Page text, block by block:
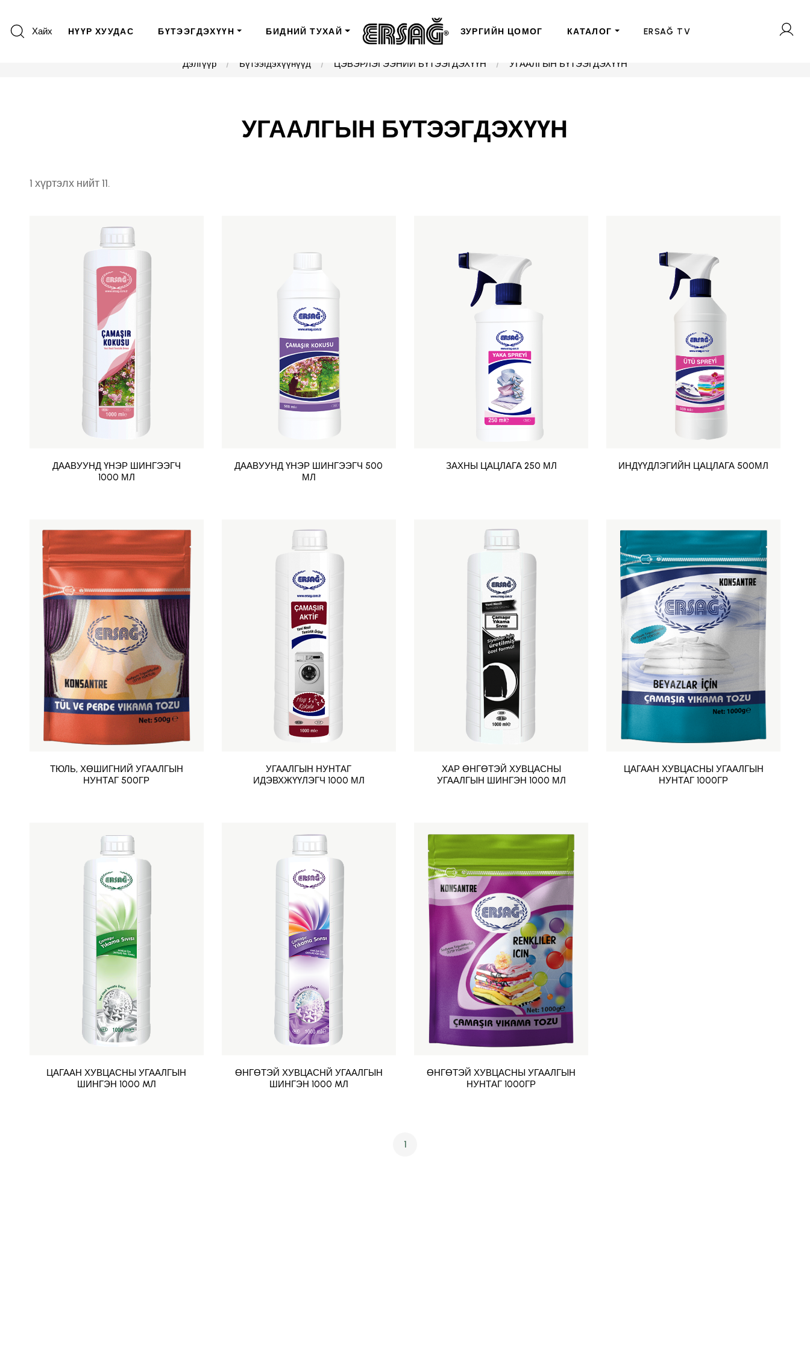
Хайх НҮҮР ХУУДАС БҮТЭЭГДЭХҮҮН БИДНИЙ ТУХАЙ ЗУРГИЙН ЦОМОГ КАТАЛОГ ERSAĞ TV
Дэлгүүр Бүтээгдэхүүнүүд ЦЭВЭРЛЭГЭЭНИЙ БҮТЭЭГДЭХҮҮН УГААЛГЫН БҮТЭЭГДЭХҮҮН
УГААЛГЫН БҮТЭЭГДЭХҮҮН
1 хүртэлх нийт 11.
ДААВУУНД ҮНЭР ШИНГЭЭГЧ
1000 МЛ
ДААВУУНД ҮНЭР ШИНГЭЭГЧ 500
МЛ
ЗАХНЫ ЦАЦЛАГА 250 МЛ ИНДҮҮДЛЭГИЙН ЦАЦЛАГА 500МЛ
ТЮЛЬ, ХӨШИГНИЙ УГААЛГЫН
НУНТАГ 500ГР
УГААЛГЫН НУНТАГ
ИДЭВХЖҮҮЛЭГЧ 1000 МЛ
ХАР ӨНГӨТЭЙ ХУВЦАСНЫ
УГААЛГЫН ШИНГЭН 1000 МЛ
ЦАГААН ХУВЦАСНЫ УГААЛГЫН
НУНТАГ 1000ГР
ЦАГААН ХУВЦАСНЫ УГААЛГЫН
ШИНГЭН 1000 MЛ
ӨНГӨТЭЙ ХУВЦАСНЙ УГААЛГЫН
ШИНГЭН 1000 MЛ
ӨНГӨТЭЙ ХУВЦАСНЫ УГААЛГЫН
НУНТАГ 1000ГР
1